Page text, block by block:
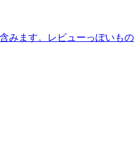
みます。レビューっぽいも